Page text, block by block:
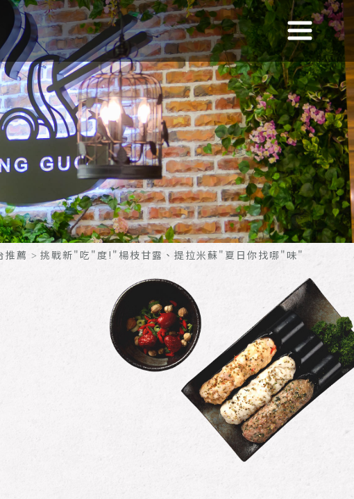
推薦 挑戰新"吃"度!"楊枝甘露、提拉米蘇"夏日你找哪"味"